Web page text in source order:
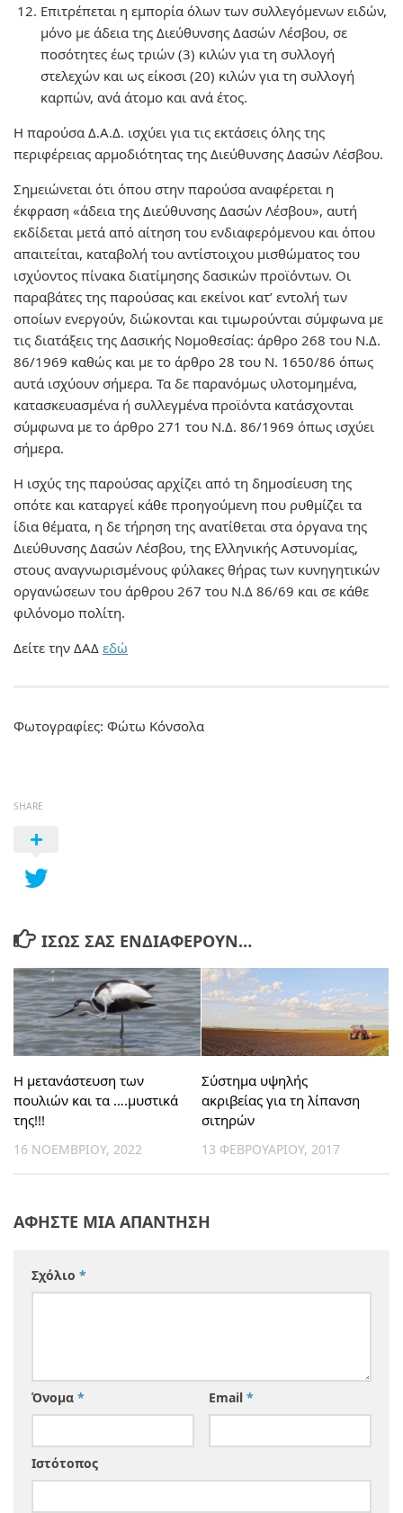
Επιτρέπεται η εμπορία όλων των συλλεγόμενων ειδών,
μόνο με άδεια της Διεύθυνσης Δασών Λέσβου, σε
ποσότητες έως τριών (3) κιλών για τη συλλογή
στελεχών και ως είκοσι (20) κιλών για τη συλλογή
καρπών, ανά άτομο και ανά έτος.
Η παρούσα Δ.Α.Δ. ισχύει για τις εκτάσεις όλης της
περιφέρειας αρμοδιότητας της Διεύθυνσης Δασών Λέσβου.
Σημειώνεται ότι όπου στην παρούσα αναφέρεται η
έκφραση «άδεια της Διεύθυνσης Δασών Λέσβου», αυτή
εκδίδεται μετά από αίτηση του ενδιαφερόμενου και όπου
απαιτείται, καταβολή του αντίστοιχου μισθώματος του
ισχύοντος πίνακα διατίμησης δασικών προϊόντων. Οι
παραβάτες της παρούσας και εκείνοι κατ’ εντολή των
οποίων ενεργούν, διώκονται και τιμωρούνται σύμφωνα µε
τις διατάξεις της Δασικής Νομοθεσίας: άρθρο 268 του Ν.Δ.
86/1969 καθώς και με το άρθρο 28 του Ν. 1650/86 όπως
αυτά ισχύουν σήμερα. Τα δε παρανόμως υλοτομημένα,
κατασκευασμένα ή συλλεγμένα προϊόντα κατάσχονται
σύμφωνα µε το άρθρο 271 του Ν.Δ. 86/1969 όπως ισχύει
σήμερα.
Η ισχύς της παρούσας αρχίζει από τη δημοσίευση της
οπότε και καταργεί κάθε προηγούμενη που ρυθμίζει τα
ίδια θέματα, η δε τήρηση της ανατίθεται στα όργανα της
Διεύθυνσης Δασών Λέσβου, της Ελληνικής Αστυνομίας,
στους αναγνωρισμένους φύλακες θήρας των κυνηγητικών
οργανώσεων του άρθρου 267 του Ν.Δ 86/69 και σε κάθε
φιλόνομο πολίτη.
Δείτε την ΔΑΔ εδώ
Φωτογραφίες: Φώτω Κόνσολα
SHARE
ΊΣΩΣ ΣΑΣ ΕΝΔΙΑΦΈΡΟΥΝ…
Η μετανάστευση των
πουλιών και τα ….μυστικά
της!!!
16 ΝΟΕΜΒΡΊΟΥ, 2022
Σύστημα υψηλής
ακριβείας για τη λίπανση
σιτηρών
13 ΦΕΒΡΟΥΑΡΊΟΥ, 2017
ΑΦΉΣΤΕ ΜΙΑ ΑΠΆΝΤΗΣΗ
Σχόλιο *
Όνομα * Email *
Ιστότοπος